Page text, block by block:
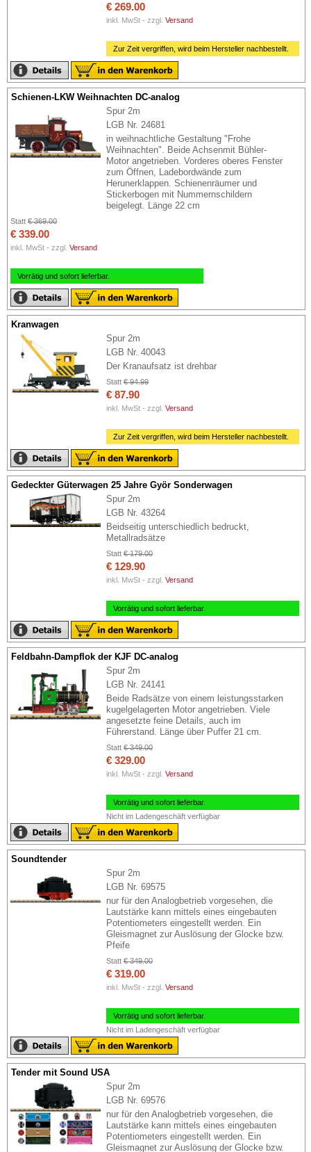
€ 269.00
inkl. MwSt - zzgl. Versand
Zur Zeit vergriffen, wird beim Hersteller nachbestellt.
Schienen-LKW Weihnachten DC-analog
Spur 2m
LGB Nr. 24681
in weihnachtliche Gestaltung "Frohe
Weihnachten". Beide Achsenmit Bühler-
Motor angetrieben. Vorderes oberes Fenster
zum Öffnen, Ladebordwände zum
Herunerklappen. Schienenräumer und
Stickerbogen mit Nummernschildern
beigelegt. Länge 22 cm
Statt € 369.00
€ 339.00
inkl. MwSt - zzgl. Versand
Vorrätig und sofort lieferbar.
Kranwagen
Spur 2m
LGB Nr. 40043
Der Kranaufsatz ist drehbar
Statt € 94.99
€ 87.90
inkl. MwSt - zzgl. Versand
Zur Zeit vergriffen, wird beim Hersteller nachbestellt.
Gedeckter Güterwagen 25 Jahre Györ Sonderwagen
Spur 2m
LGB Nr. 43264
Beidseitig unterschiedlich bedruckt,
Metallradsätze
Statt € 179.00
€ 129.90
inkl. MwSt - zzgl. Versand
Vorrätig und sofort lieferbar.
Feldbahn-Dampflok der KJF DC-analog
Spur 2m
LGB Nr. 24141
Beide Radsätze von einem leistungsstarken
kugelgelagerten Motor angetrieben. Viele
angesetzte feine Details, auch im
Führerstand. Länge über Puffer 21 cm.
Statt € 349.00
€ 329.00
inkl. MwSt - zzgl. Versand
Vorrätig und sofort lieferbar.
Nicht im Ladengeschäft verfügbar
Soundtender
Spur 2m
LGB Nr. 69575
nur für den Analogbetrieb vorgesehen, die
Lautstärke kann mittels eines eingebauten
Potentiometers eingestellt werden. Ein
Gleismagnet zur Auslösung der Glocke bzw.
Pfeife
Statt € 349.00
€ 319.00
inkl. MwSt - zzgl. Versand
Vorrätig und sofort lieferbar.
Nicht im Ladengeschäft verfügbar
Tender mit Sound USA
Spur 2m
LGB Nr. 69576
nur für den Analogbetrieb vorgesehen, die
Lautstärke kann mittels eines eingebauten
Potentiometers eingestellt werden. Ein
Gleismagnet zur Auslösung der Glocke bzw.